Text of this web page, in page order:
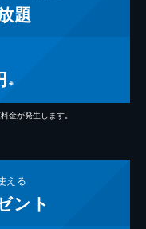
題
※
金が発生します。
える
ント